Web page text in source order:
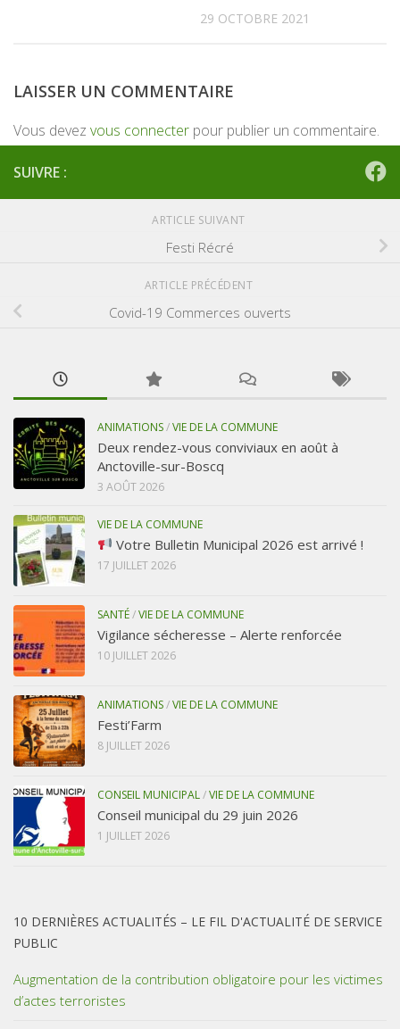
29 OCTOBRE 2021
LAISSER UN COMMENTAIRE
Vous devez vous connecter pour publier un commentaire.
SUIVRE :
ARTICLE SUIVANT
Festi Récré
ARTICLE PRÉCÉDENT
Covid-19 Commerces ouverts
ANIMATIONS/VIE DE LA COMMUNE
Deux rendez-vous conviviaux en août à
Anctoville-sur-Boscq
3 AOÛT 2026
VIE DE LA COMMUNE
Votre Bulletin Municipal 2026 est arrivé !
17 JUILLET 2026
SANTÉ/VIE DE LA COMMUNE
Vigilance sécheresse – Alerte renforcée
10 JUILLET 2026
ANIMATIONS/VIE DE LA COMMUNE
Festi’Farm
8 JUILLET 2026
CONSEIL MUNICIPAL/VIE DE LA COMMUNE
Conseil municipal du 29 juin 2026
1 JUILLET 2026
10 DERNIÈRES ACTUALITÉS – LE FIL D'ACTUALITÉ DE SERVICE
PUBLIC
Augmentation de la contribution obligatoire pour les victimes
d’actes terroristes